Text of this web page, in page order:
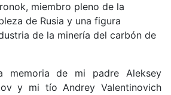
miembro pleno de la
de Rusia y una figura
de la minería del carbón de
memoria de mi padre Aleksey
y mi tío Andrey Valentinovich